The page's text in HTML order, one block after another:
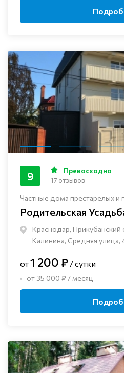
Частные дома престарелых и
Родительская
Краснодар,
Калинина, Средняя улица,
9 Превосходно
17 отзывов
от1 200 ₽ / сутки
от 35 000 ₽ / месяц